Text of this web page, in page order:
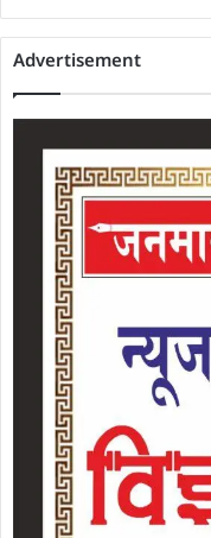
Advertisement